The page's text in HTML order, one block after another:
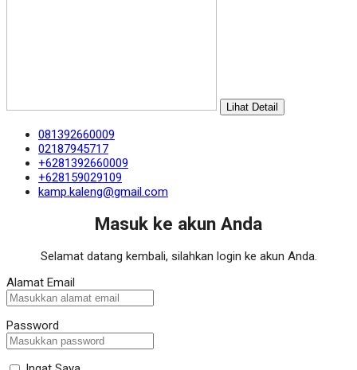
Lihat Detail
081392660009
02187945717
+6281392660009
+628159029109
kamp.kaleng@gmail.com
Masuk ke akun Anda
Selamat datang kembali, silahkan login ke akun Anda.
Alamat Email
Password